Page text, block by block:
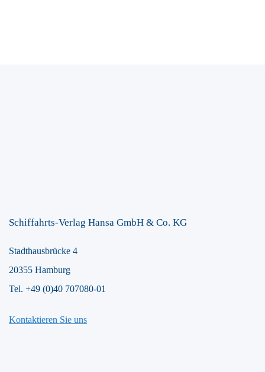
Schiffahrts-Verlag Hansa GmbH & Co. KG
Stadthausbrücke 4
20355 Hamburg
Tel. +49 (0)40 707080-01
Kontaktieren Sie uns